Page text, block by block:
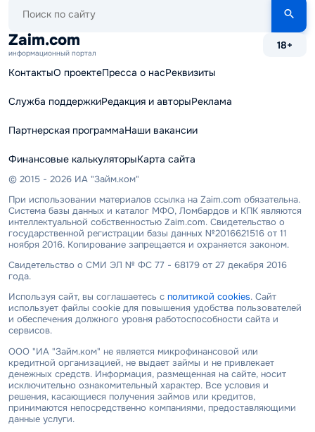
сайту
Zaim.com
информационный портал
18+
КонтактыО проектеПресса о насРеквизиты
Служба поддержкиРедакция и авторыРеклама
Партнерская программаНаши вакансии
Финансовые калькуляторыКарта сайта
© 2015 - 2026 ИА "Займ.ком"
При использовании материалов ссылка на Zaim.com обязательна.
Система базы данных и каталог МФО, Ломбардов и КПК являются
интеллектуальной собственностью Zaim.com. Свидетельство о
государственной регистрации базы данных №2016621516 от 11
ноября 2016. Копирование запрещается и охраняется законом.
Свидетельство о СМИ ЭЛ № ФС 77 - 68179 от 27 декабря 2016
года.
Используя сайт, вы соглашаетесь с политикой cookies. Сайт
использует файлы cookie для повышения удобства пользователей
и обеспечения должного уровня работоспособности сайта и
сервисов.
ООО "ИА "Займ.ком" не является микрофинансовой или
кредитной организацией, не выдает займы и не привлекает
денежных средств. Информация, размещенная на сайте, носит
исключительно ознакомительный характер. Все условия и
решения, касающиеся получения займов или кредитов,
принимаются непосредственно компаниями, предоставляющими
данные услуги.